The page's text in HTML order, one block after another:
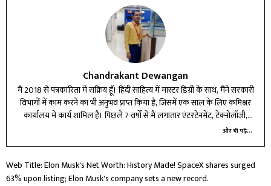
Chandrakant Dewangan
मैं 2018 से पत्रकारिता में सक्रिय हूँ। हिंदी साहित्य में मास्टर डिग्री के साथ, मैंने सरकारी
विभागों में काम करने का भी अनुभव प्राप्त किया है, जिसमें एक साल के लिए कमिश्नर
कार्यालय में कार्य शामिल है। पिछले 7 वर्षों से मैं लगातार एंटरटेनमेंट, टेक्नोलॉजी,
और भी पढ़ें...
Web Title: Elon Musk's Net Worth: History Made! SpaceX shares surged
63% upon listing; Elon Musk's company sets a new record.